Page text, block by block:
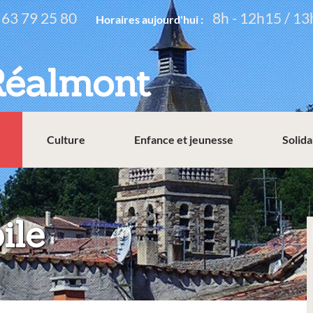
79 25 80 Horaires aujourd'hui : 8h - 12h15 /
Culture Enfance et jeunesse
: